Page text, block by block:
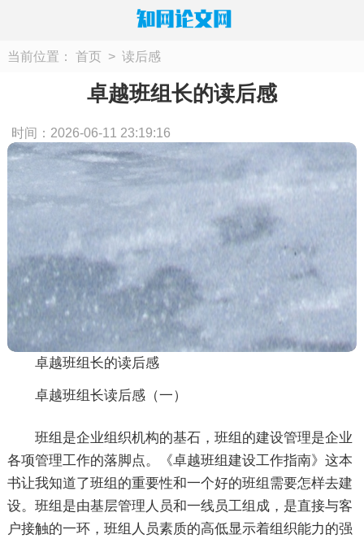
当前位置： 首页 > 读后感
卓越班组长的读后感
时间：2026-06-11 23:19:16
卓越班组长的读后感
卓越班组长读后感（一）
班组是企业组织机构的基石，班组的建设管理是企业
各项管理工作的落脚点。《卓越班组建设工作指南》这本
书让我知道了班组的重要性和一个好的班组需要怎样去建
设。班组是由基层管理人员和一线员工组成，是直接与客
户接触的一环，班组人员素质的高低显示着组织能力的强